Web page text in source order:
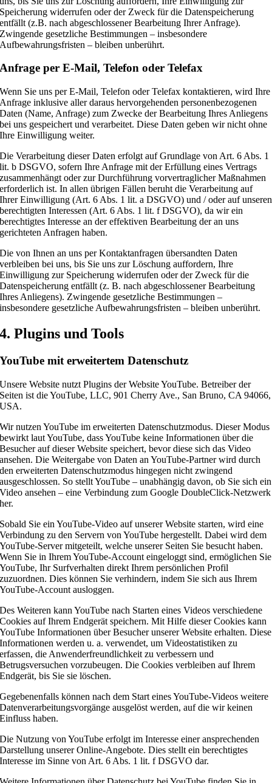
Speicherung widerrufen oder der Zweck für die Datenspeicherung
entfällt (z.B. nach abgeschlossener Bearbeitung Ihrer Anfrage).
Zwingende gesetzliche Bestimmungen – insbesondere
Aufbewahrungsfristen – bleiben unberührt.
Anfrage per E-Mail, Telefon oder Telefax
Wenn Sie uns per E-Mail, Telefon oder Telefax kontaktieren, wird Ihre
Anfrage inklusive aller daraus hervorgehenden personenbezogenen
Daten (Name, Anfrage) zum Zwecke der Bearbeitung Ihres Anliegens
bei uns gespeichert und verarbeitet. Diese Daten geben wir nicht ohne
Ihre Einwilligung weiter.
Die Verarbeitung dieser Daten erfolgt auf Grundlage von Art. 6 Abs. 1
lit. b DSGVO, sofern Ihre Anfrage mit der Erfüllung eines Vertrags
zusammenhängt oder zur Durchführung vorvertraglicher Maßnahmen
erforderlich ist. In allen übrigen Fällen beruht die Verarbeitung auf
Ihrer Einwilligung (Art. 6 Abs. 1 lit. a DSGVO) und / oder auf unseren
berechtigten Interessen (Art. 6 Abs. 1 lit. f DSGVO), da wir ein
berechtigtes Interesse an der effektiven Bearbeitung der an uns
gerichteten Anfragen haben.
Die von Ihnen an uns per Kontaktanfragen übersandten Daten
verbleiben bei uns, bis Sie uns zur Löschung auffordern, Ihre
Einwilligung zur Speicherung widerrufen oder der Zweck für die
Datenspeicherung entfällt (z. B. nach abgeschlossener Bearbeitung
Ihres Anliegens). Zwingende gesetzliche Bestimmungen –
insbesondere gesetzliche Aufbewahrungsfristen – bleiben unberührt.
4. Plugins und Tools
YouTube mit erweitertem Datenschutz
Unsere Website nutzt Plugins der Website YouTube. Betreiber der
Seiten ist die YouTube, LLC, 901 Cherry Ave., San Bruno, CA 94066,
USA.
Wir nutzen YouTube im erweiterten Datenschutzmodus. Dieser Modus
bewirkt laut YouTube, dass YouTube keine Informationen über die
Besucher auf dieser Website speichert, bevor diese sich das Video
ansehen. Die Weitergabe von Daten an YouTube-Partner wird durch
den erweiterten Datenschutzmodus hingegen nicht zwingend
ausgeschlossen. So stellt YouTube – unabhängig davon, ob Sie sich ein
Video ansehen – eine Verbindung zum Google DoubleClick-Netzwerk
her.
Sobald Sie ein YouTube-Video auf unserer Website starten, wird eine
Verbindung zu den Servern von YouTube hergestellt. Dabei wird dem
YouTube-Server mitgeteilt, welche unserer Seiten Sie besucht haben.
Wenn Sie in Ihrem YouTube-Account eingeloggt sind, ermöglichen Sie
YouTube, Ihr Surfverhalten direkt Ihrem persönlichen Profil
zuzuordnen. Dies können Sie verhindern, indem Sie sich aus Ihrem
YouTube-Account ausloggen.
Des Weiteren kann YouTube nach Starten eines Videos verschiedene
Cookies auf Ihrem Endgerät speichern. Mit Hilfe dieser Cookies kann
YouTube Informationen über Besucher unserer Website erhalten. Diese
Informationen werden u. a. verwendet, um Videostatistiken zu
erfassen, die Anwenderfreundlichkeit zu verbessern und
Betrugsversuchen vorzubeugen. Die Cookies verbleiben auf Ihrem
Endgerät, bis Sie sie löschen.
Gegebenenfalls können nach dem Start eines YouTube-Videos weitere
Datenverarbeitungsvorgänge ausgelöst werden, auf die wir keinen
Einfluss haben.
Die Nutzung von YouTube erfolgt im Interesse einer ansprechenden
Darstellung unserer Online-Angebote. Dies stellt ein berechtigtes
Interesse im Sinne von Art. 6 Abs. 1 lit. f DSGVO dar.